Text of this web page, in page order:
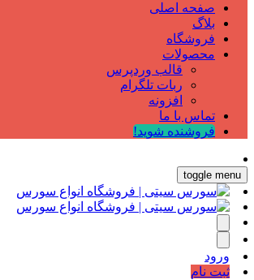
صفحه اصلی
بلاگ
فروشگاه
محصولات
قالب وردپرس
ربات تلگرام
افزونه
تماس با ما
فروشنده شوید!
toggle menu
ورود
ثبت نام